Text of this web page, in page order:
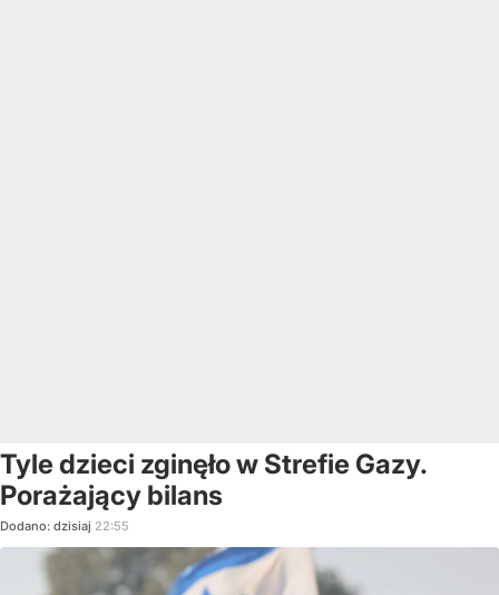
Tyle dzieci zginęło w Strefie Gazy.
Porażający bilans
Dodano: dzisiaj 22:55